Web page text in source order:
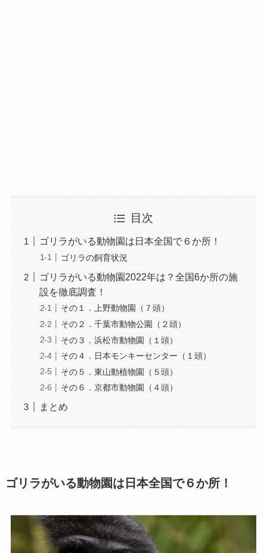
目次
ゴリラがいる動物園は日本全国で６か所！
ゴリラの飼育状況
ゴリラがいる動物園2022年は？全国6か所の施
設を徹底調査！
その１．上野動物園（７頭）
その２．千葉市動物公園（２頭）
その３．浜松市動物園（１頭）
その４．日本モンキーセンター（１頭）
その５．東山動植物園（５頭）
その６．京都市動物園（４頭）
まとめ
ゴリラがいる動物園は日本全国で６か所！